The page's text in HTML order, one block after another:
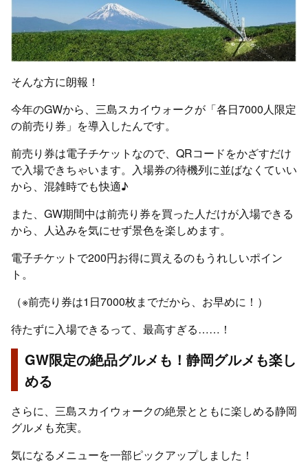
そんな方に朗報！
今年のGWから、三島スカイウォークが「各日7000人限定
の前売り券」を導入したんです。
前売り券は電子チケットなので、QRコードをかざすだけ
で入場できちゃいます。入場券の待機列に並ばなくていい
から、混雑時でも快適♪
また、GW期間中は前売り券を買った人だけが入場できる
から、人込みを気にせず景色を楽しめます。
電子チケットで200円お得に買えるのもうれしいポイン
ト。
（※前売り券は1日7000枚までだから、お早めに！）
待たずに入場できるって、最高すぎる……！
GW限定の絶品グルメも！静岡グルメも楽し
める
さらに、三島スカイウォークの絶景とともに楽しめる静岡
グルメも充実。
気になるメニューを一部ピックアップしました！